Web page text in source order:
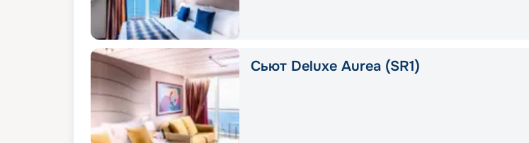
Сьют Deluxe Aurea (SR1)